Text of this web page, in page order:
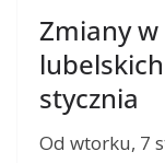
Zmiany w
stycznia
Od wtorku, 7